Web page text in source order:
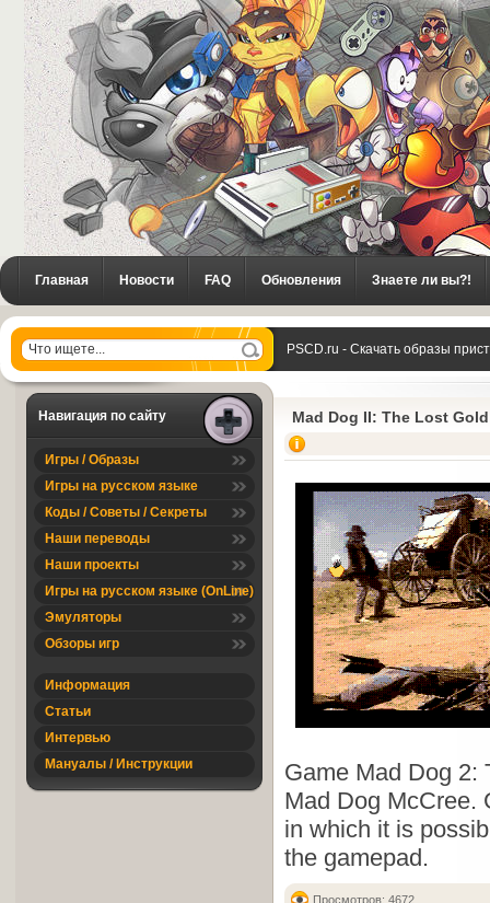
Главная Новости FAQ Обновления Знаете ли вы?!
PSCD.ru - Скачать образы
Навигация по сайту
Игры / Образы
Игры на русском языке
Коды / Советы / Секреты
Наши переводы
Наши проекты
Игры на русском языке (OnLine)
Эмуляторы
Обзоры игр
Информация
Статьи
Интервью
Мануалы / Инструкции
Mad Dog II: The Lost Gold
Game Mad Dog 2:
Mad Dog McCree.
in which it is
the gamepad.
Просмотров: 4672